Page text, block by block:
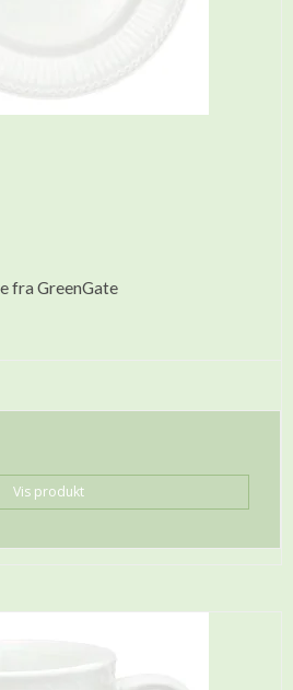
fra GreenGate
Vis produkt